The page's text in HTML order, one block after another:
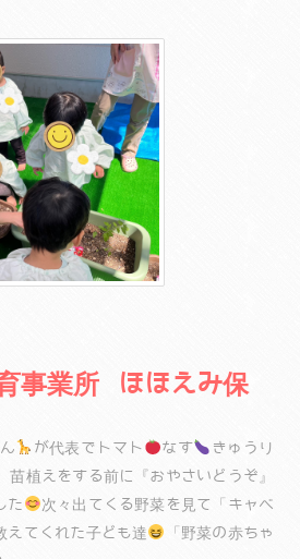
事業所 ほほえみ保
が代表でトマト なす
きゅうり
苗植えをする前に『おやさいどうぞ』
た
次々出てくる野菜を見て「キャベ
えてくれた子ども達
「野菜の赤ちゃ